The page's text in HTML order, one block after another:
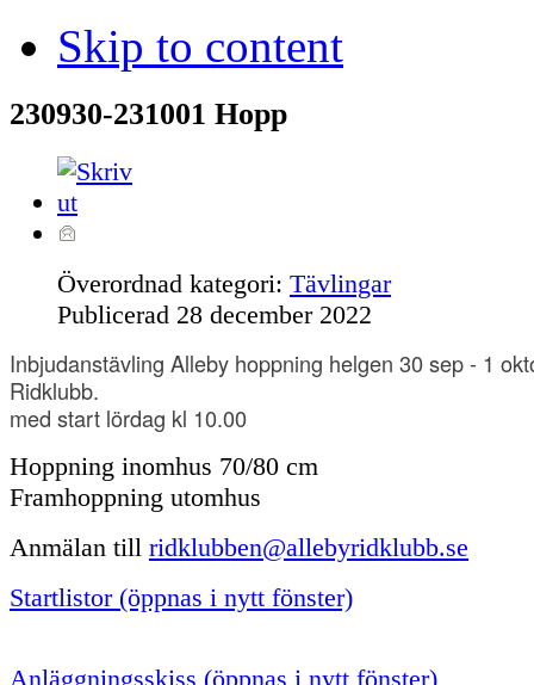
Skip to content
230930-231001 Hopp
Överordnad kategori: Tävlingar
Publicerad 28 december 2022
Inbjudanstävling Alleby hoppning helgen 30 sep - 1
Ridklubb.
med start lördag kl 10.00
Hoppning inomhus 70/80 cm
Framhoppning utomhus
Anmälan till ridklubben@allebyridklubb.se
Startlistor (öppnas i nytt fönster)
Anläggningsskiss (öppnas i nytt fönster)